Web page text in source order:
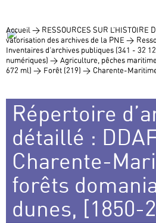
Accueil > RESSOURCES SUR L’HISTOIRE
valorisation des archives de la PNE >
Inventaires d’archives publiques (341 - 32
numériques) > Agriculture, pêches
672 ml) > Forêt (219) > Charente-
Répertoire
détaillé :
Charente-
forêts
dunes, [1850-